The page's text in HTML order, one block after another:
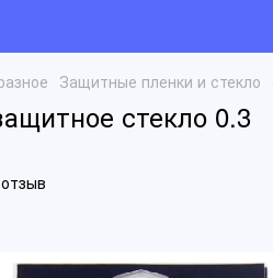
Защитные пленки и стекло
стекло 0.3